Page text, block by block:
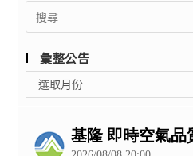
Search
for:
彙整公告
整
選取月份